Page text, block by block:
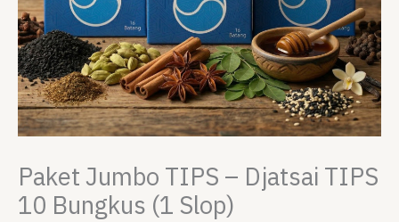
Paket Jumbo TIPS – Djatsai TIPS
10 Bungkus (1 Slop)